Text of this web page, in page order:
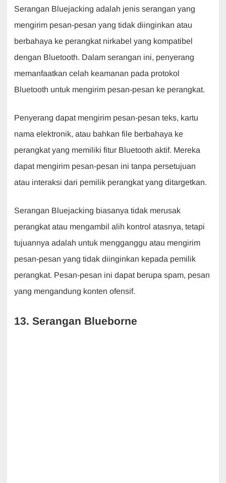
Serangan Bluejacking adalah jenis serangan yang
mengirim pesan-pesan yang tidak diinginkan atau
berbahaya ke perangkat nirkabel yang kompatibel
dengan Bluetooth. Dalam serangan ini, penyerang
memanfaatkan celah keamanan pada protokol
Bluetooth untuk mengirim pesan-pesan ke perangkat.
Penyerang dapat mengirim pesan-pesan teks, kartu
nama elektronik, atau bahkan file berbahaya ke
perangkat yang memiliki fitur Bluetooth aktif. Mereka
dapat mengirim pesan-pesan ini tanpa persetujuan
atau interaksi dari pemilik perangkat yang ditargetkan.
Serangan Bluejacking biasanya tidak merusak
perangkat atau mengambil alih kontrol atasnya, tetapi
tujuannya adalah untuk mengganggu atau mengirim
pesan-pesan yang tidak diinginkan kepada pemilik
perangkat. Pesan-pesan ini dapat berupa spam, pesan
yang mengandung konten ofensif.
13. Serangan Blueborne